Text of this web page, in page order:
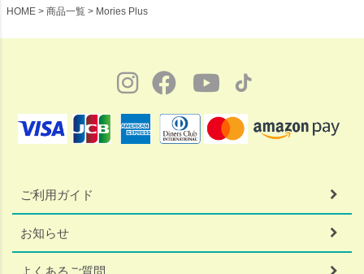
HOME
商品一覧 Mories Plus
ご利用ガイド
お知らせ
よくあるご質問